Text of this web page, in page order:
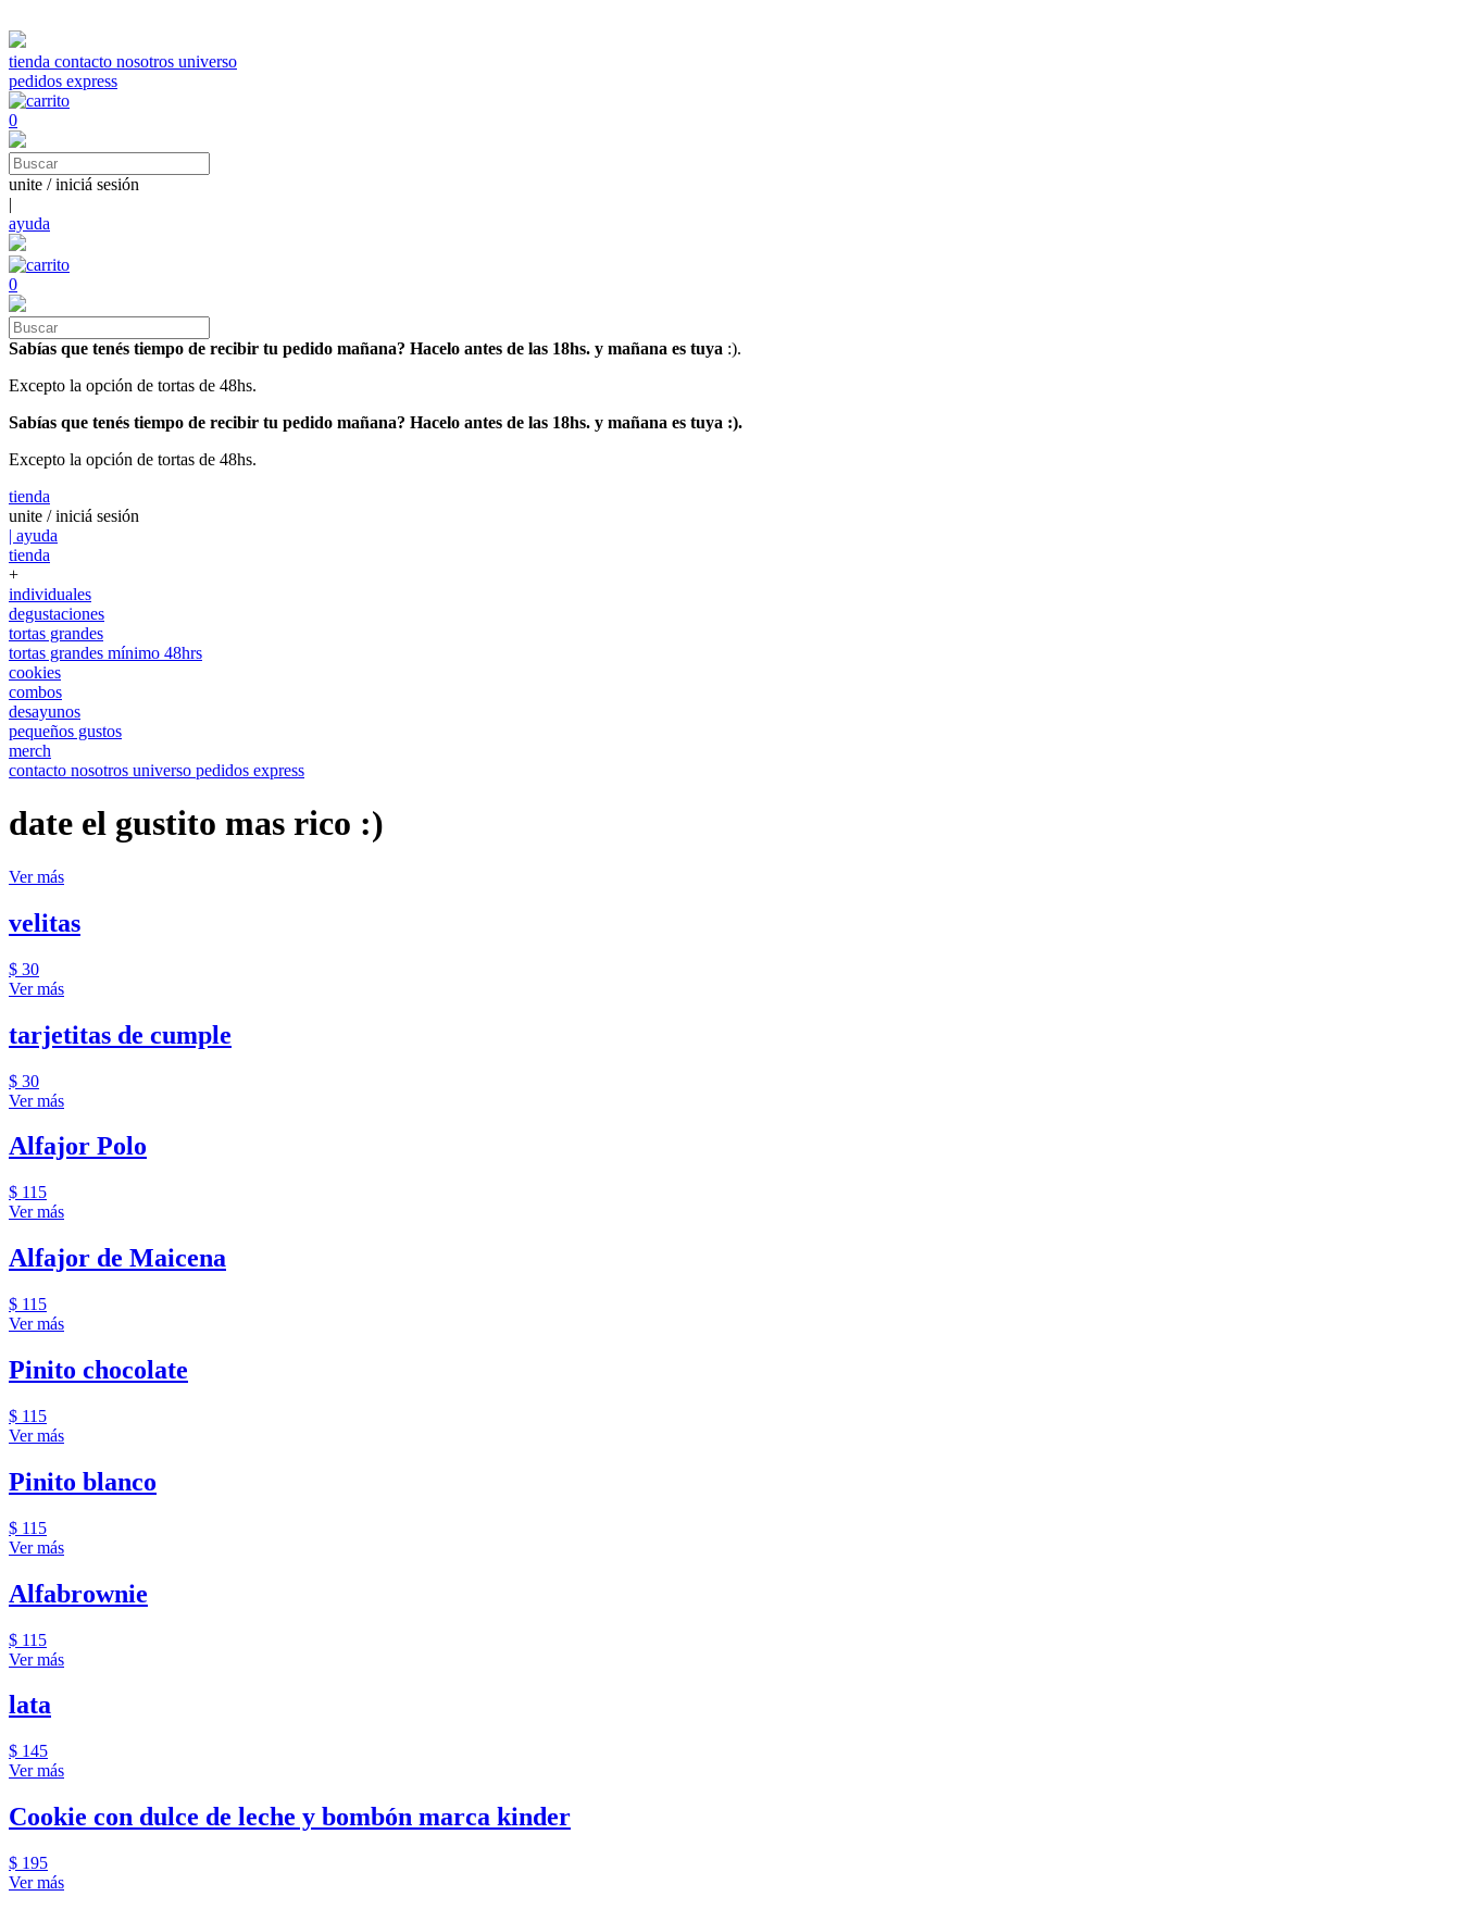
tienda contacto nosotros universo
pedidos express
0
unite / iniciá sesión
|
ayuda
0
Sabías que tenés tiempo de recibir tu pedido mañana? Hacelo antes de las 18hs. y mañana es tuya :).
Excepto la opción de tortas de 48hs.
Sabías que tenés tiempo de recibir tu pedido mañana? Hacelo antes de las 18hs. y mañana es tuya :).
Excepto la opción de tortas de 48hs.
tienda
unite / iniciá sesión
| ayuda
tienda
+
individuales
degustaciones
tortas grandes
tortas grandes mínimo 48hrs
cookies
combos
desayunos
pequeños gustos
merch
contacto nosotros universo pedidos express
date el gustito mas rico :)
Ver más
velitas
$ 30
Ver más
tarjetitas de cumple
$ 30
Ver más
Alfajor Polo
$ 115
Ver más
Alfajor de Maicena
$ 115
Ver más
Pinito chocolate
$ 115
Ver más
Pinito blanco
$ 115
Ver más
Alfabrownie
$ 115
Ver más
lata
$ 145
Ver más
Cookie con dulce de leche y bombón marca kinder
$ 195
Ver más